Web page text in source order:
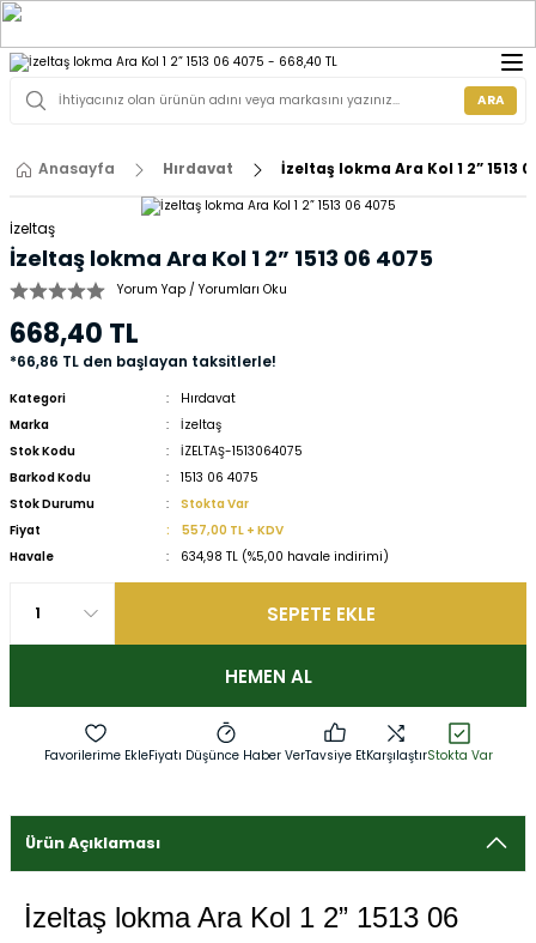
ARA
Anasayfa Hırdavat İzeltaş lokma Ara Kol 1 2” 1513
İzeltaş
İzeltaş lokma Ara Kol 1 2” 1513 06 4075
Yorum Yap / Yorumları Oku
668,40 TL
*66,86 TL den başlayan taksitlerle!
Kategori
Hırdavat
Marka
İzeltaş
Stok Kodu
İZELTAŞ-1513064075
Barkod Kodu
1513 06 4075
Stok Durumu
Stokta Var
Fiyat
557,00 TL + KDV
Havale
634,98 TL (%5,00 havale indirimi)
SEPETE EKLE
HEMEN AL
Fiyatı Düşünce Haber VerTavsiye EtKarşılaştırStokta Var
Ürün Açıklaması
İzeltaş lokma Ara Kol 1 2” 1513 06